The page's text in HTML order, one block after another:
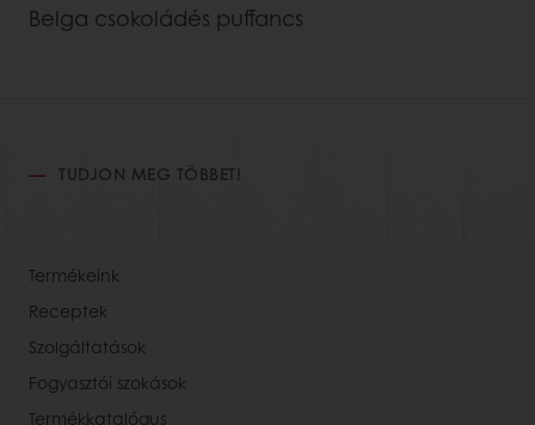
Belga csokoládés puffancs
TUDJON MEG TÖBBET!
Termékeink
Receptek
Szolgáltatások
Fogyasztói szokások
Termékkatalógus